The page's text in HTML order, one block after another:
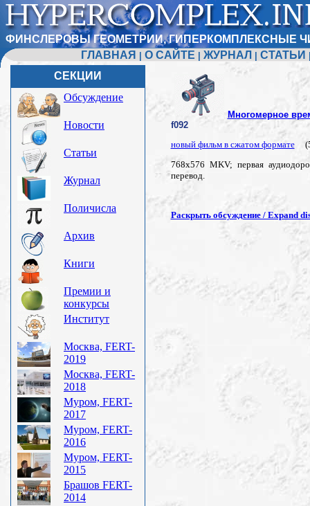
ФИНСЛЕРОВЫ ГЕОМЕТРИИ, ГИПЕРКОМПЛЕКСНЫЕ
ГЛАВНАЯ
О САЙТЕ ЖУРНАЛ СТАТЬИ
СЕКЦИИ
Обсуждение
Новости
Статьи
Журнал
Поличисла
Архив
Книги
Премии и
конкурсы
Институт
Москва, FERT-
2019
Москва, FERT-
2018
Муром, FERT-
2017
Муром, FERT-
2016
Муром, FERT-
2015
Брашов FERT-
2014
Многомерное
f092
новый фильм в сжатом формате
768x576 MKV; первая
перевод.
Раскрыть обсуждение / Expand